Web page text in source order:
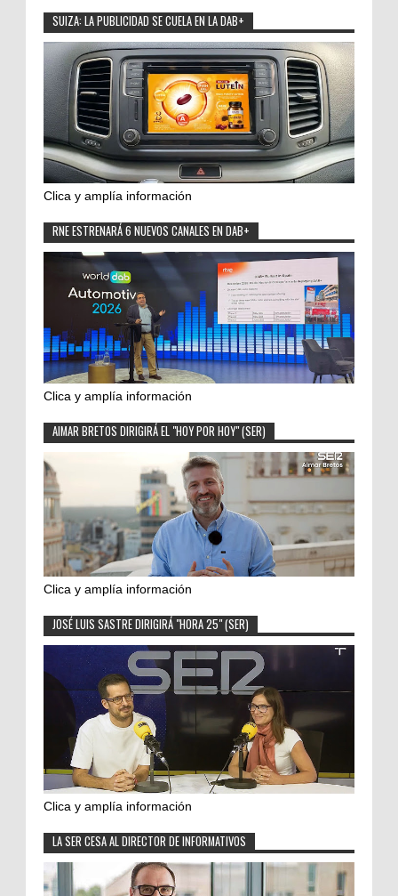
SUIZA: LA PUBLICIDAD SE CUELA EN LA DAB+
Clica y amplía información
RNE ESTRENARÁ 6 NUEVOS CANALES EN DAB+
Clica y amplía información
AIMAR BRETOS DIRIGIRÁ EL "HOY POR HOY" (SER)
Clica y amplía información
JOSÉ LUIS SASTRE DIRIGIRÁ "HORA 25" (SER)
Clica y amplía información
LA SER CESA AL DIRECTOR DE INFORMATIVOS